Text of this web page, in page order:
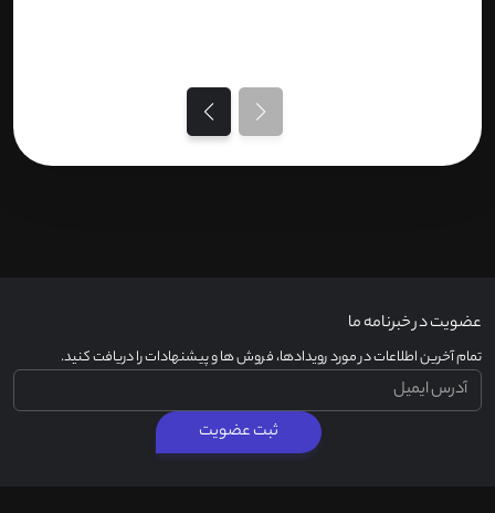
عضویت در خبرنامه ما
تمام آخرین اطلاعات در مورد رویدادها، فروش ها و پیشنهادات را دریافت کنید.
ثبت عضویت